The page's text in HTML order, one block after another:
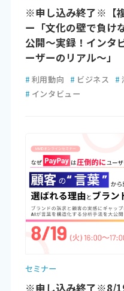
※申し込み終了※【
ー「文化の壁で負け
公開～実録！インタ
ーザーのリアル～」
# 利用動向 # ビジネス #
# インタビュー
セミナー
※申し込み終了※8/